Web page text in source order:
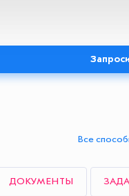
Все
ДОКУМЕНТЫ